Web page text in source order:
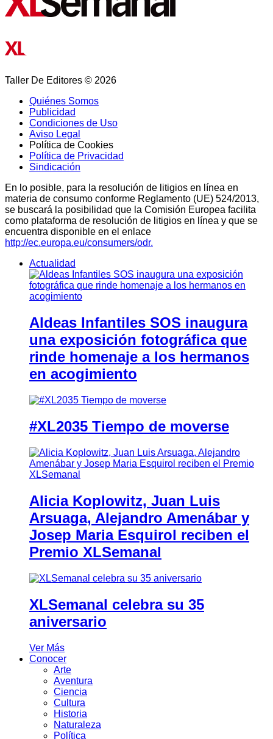
Taller De Editores © 2026
Quiénes Somos
Publicidad
Condiciones de Uso
Aviso Legal
Política de Cookies
Política de Privacidad
Sindicación
En lo posible, para la resolución de litigios en línea en
materia de consumo conforme Reglamento (UE) 524/2013,
se buscará la posibilidad que la Comisión Europea facilita
como plataforma de resolución de litigios en línea y que se
encuentra disponible en el enlace
http://ec.europa.eu/consumers/odr.
Actualidad
Aldeas Infantiles SOS inaugura
una exposición fotográfica que
rinde homenaje a los hermanos
en acogimiento
#XL2035 Tiempo de moverse
Alicia Koplowitz, Juan Luis
Arsuaga, Alejandro Amenábar y
Josep Maria Esquirol reciben el
Premio XLSemanal
XLSemanal celebra su 35
aniversario
Ver Más
Conocer
Arte
Aventura
Ciencia
Cultura
Historia
Naturaleza
Política